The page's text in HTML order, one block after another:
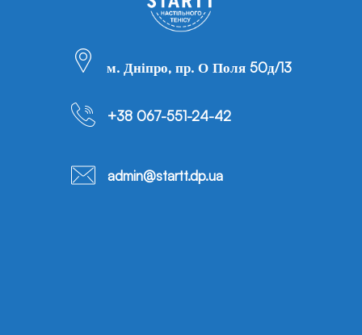
м. Дніпро, пр. О Поля 50д/13
+38 067-551-24-42
admin@startt.dp.ua